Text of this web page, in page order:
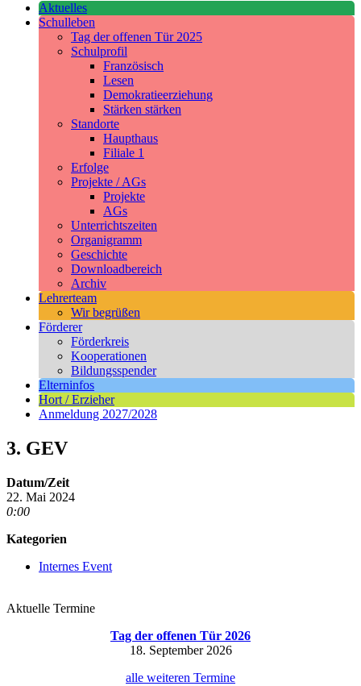
Aktuelles
Schulleben
Tag der offenen Tür 2025
Schulprofil
Französisch
Lesen
Demokratieerziehung
Stärken stärken
Standorte
Haupthaus
Filiale 1
Erfolge
Projekte / AGs
Projekte
AGs
Unterrichtszeiten
Organigramm
Geschichte
Downloadbereich
Archiv
Lehrerteam
Wir begrüßen
Förderer
Förderkreis
Kooperationen
Bildungsspender
Elterninfos
Hort / Erzieher
Anmeldung 2027/2028
3. GEV
Datum/Zeit
22. Mai 2024
0:00
Kategorien
Internes Event
Aktuelle Termine
Tag der offenen Tür 2026
18. September 2026
alle weiteren Termine